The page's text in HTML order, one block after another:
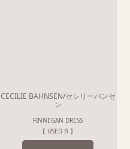
CECILIE BAHNSEN/セシリーバンセ
ン
FINNEGAN DRESS
【 USED B 】